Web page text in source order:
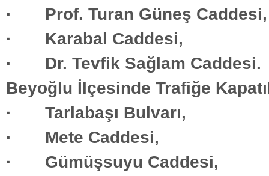
· Prof. Turan Güneş Caddesi,
· Karabal Caddesi,
· Dr. Tevfik Sağlam Caddesi.
Beyoğlu İlçesinde Trafiğe
· Tarlabaşı Bulvarı,
· Mete Caddesi,
· Gümüşsuyu Caddesi,